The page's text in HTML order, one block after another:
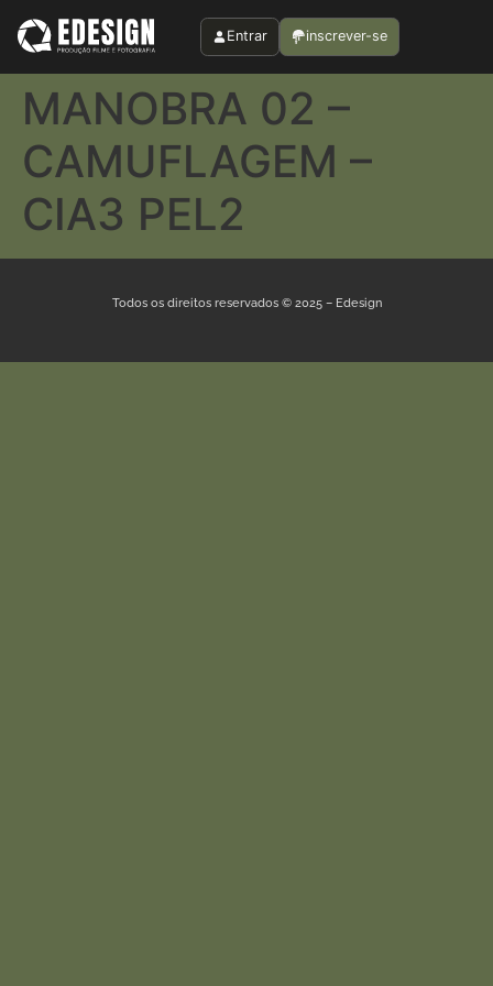
Entrar inscrever-se
MANOBRA 02 –
CAMUFLAGEM –
CIA3 PEL2
Todos os direitos reservados © 2025 – Edesign